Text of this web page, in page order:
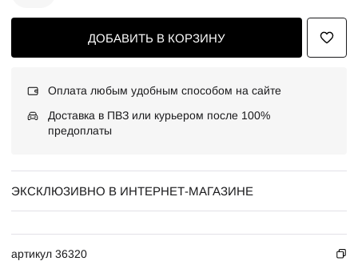
ДОБАВИТЬ В КОРЗИНУ
Оплата любым удобным способом на сайте
Доставка в ПВЗ или курьером после 100%
предоплаты
ЭКСКЛЮЗИВНО В ИНТЕРНЕТ-МАГАЗИНЕ
артикул 36320